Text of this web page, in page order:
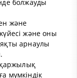
болжауды
және
және оны
арнаулы
қаржылық
мүмкіндік